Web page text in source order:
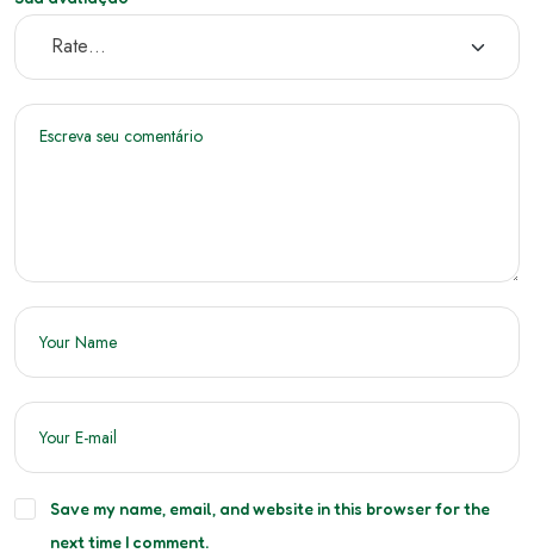
Save my name, email, and website in this browser for the
next time I comment.